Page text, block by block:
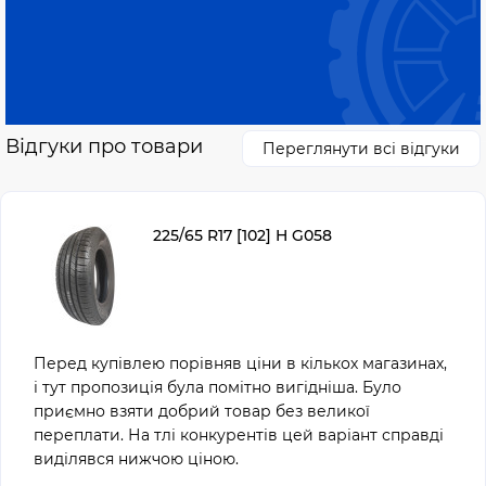
У підсумку виходить дуже практичне поєднання: авто
тримається впевнено на дорозі, але при цьому не
втрачає комфорту в щоденній їзді. Саме тому цей розмір
часто обирають як універсальний варіант для міста і
Особливості шин 225
Головна особливість цього типорозміру —
універсальність.
У реальному використанні це відчувається так:
кермо залишається передбачуваним навіть на
швидкості;
підвіска менше втомлюється;
добре працює на змішаних маршрутах (місто і
траса).
Відгуки про товари Переглянути всі відгуки
225/65 R17 [102] H G058
Перед купівлею порівняв ціни в кількох магазинах,
і тут пропозиція була помітно вигідніша. Було
приємно взяти добрий товар без великої
переплати. На тлі конкурентів цей варіант справді
виділявся нижчою ціною.